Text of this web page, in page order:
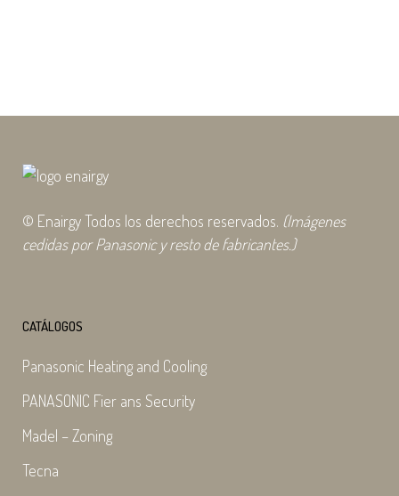
© Enairgy Todos los derechos reservados. (Imágenes
cedidas por Panasonic y resto de fabricantes.)
CATÁLOGOS
Panasonic Heating and Cooling
PANASONIC Fier ans Security
Madel – Zoning
Tecna